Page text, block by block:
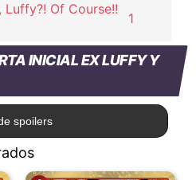
Luffy?! Of Course!!
1
INICIAL EX LUFFY Y
spoilers